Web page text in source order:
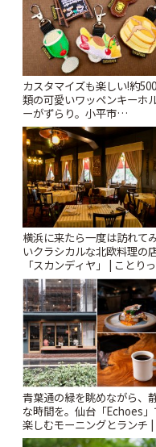
カスタマイズも楽しい!約
類の可愛いワッペンキーホ
ーがずらり。小平市
「Kimamaya T&K」 | こと
ぷ
横浜に来たら一度は訪れて
いクラシカルな北欧料理の
「スカンディヤ」 | ことり
青葉通の緑を眺めながら、
な時間を。仙台「Echoes
楽しむモーニングとランチ |
とりっぷ